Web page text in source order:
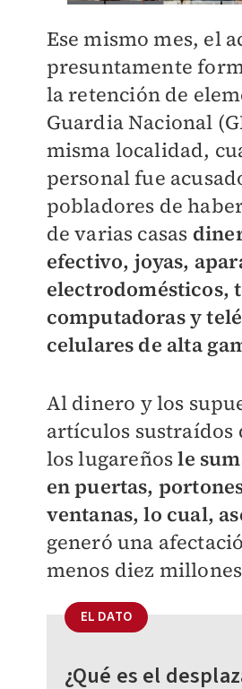
Ese mismo mes, el
presuntamente
la retención de
Guardia Nacional
misma localidad,
personal fue
pobladores de
de varias casas
efectivo, joyas,
electrodomésticos,
computadoras y
celulares de alta
Al dinero y los
artículos sustraídos
los lugareñosle
en puertas,
ventanas, lo cual,
generó una
menos diez
EL DATO
¿Qué es el